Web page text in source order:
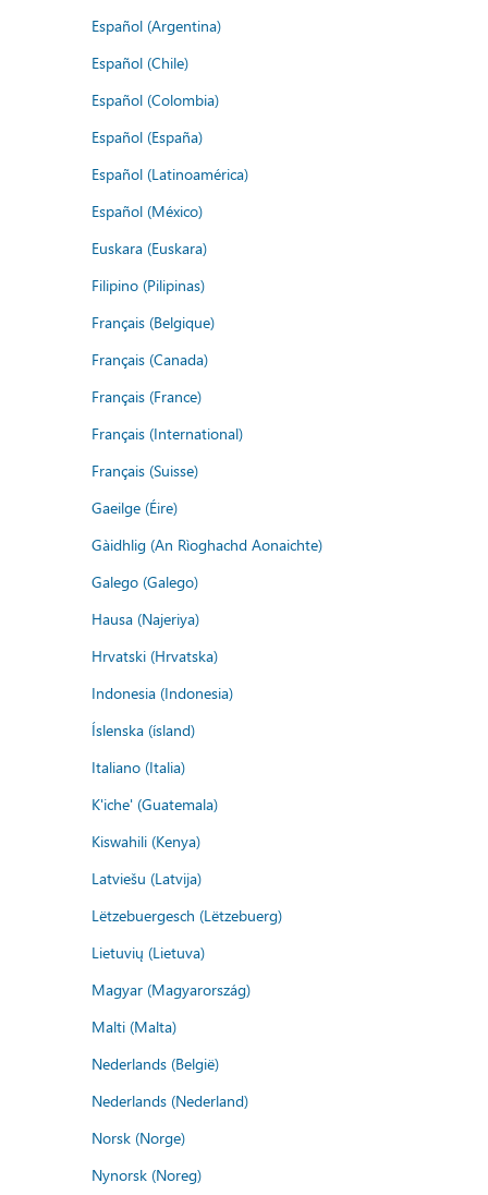
Español (Argentina)
Español (Chile)
Español (Colombia)
Español (España)
Español (Latinoamérica)
Español (México)
Euskara (Euskara)
Filipino (Pilipinas)
Français (Belgique)
Français (Canada)
Français (France)
Français (International)
Français (Suisse)
Gaeilge (Éire)
Gàidhlig (An Rìoghachd Aonaichte)
Galego (Galego)
Hausa (Najeriya)
Hrvatski (Hrvatska)
Indonesia (Indonesia)
Íslenska (ísland)
Italiano (Italia)
K'iche' (Guatemala)
Kiswahili (Kenya)
Latviešu (Latvija)
Lëtzebuergesch (Lëtzebuerg)
Lietuvių (Lietuva)
Magyar (Magyarország)
Malti (Malta)
Nederlands (België)
Nederlands (Nederland)
Norsk (Norge)
Nynorsk (Noreg)